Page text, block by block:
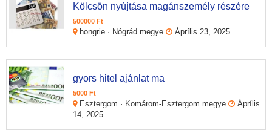
Kölcsön nyújtása magánszemély részére
500000 Ft
hongrie · Nógrád megye Áprílis 23, 2025
gyors hitel ajánlat ma
5000 Ft
Esztergom · Komárom-Esztergom megye
Áprílis
14, 2025